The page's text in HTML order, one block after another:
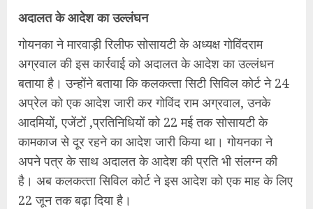
अदालत के आदेश का उल्‍लंघन
गोयनका ने मारवाड़ी रिलीफ सोसायटी के अध्‍यक्ष गोविंदराम
अग्रवाल की इस कार्रवाई को अदालत के आदेश का उल्‍लंधन
बताया है। उन्‍होंने बताया कि कलकत्‍ता सिटी सिविल कोर्ट ने 24
अप्रेल को एक आदेश जारी कर गोविंद राम अग्रवाल, उनके
आदमियों, एजेंटों ,प्रतिनिधियों को 22 मई तक सोसायटी के
कामकाज से दूर रहने का आदेश जारी किया था। गोयनका ने
अपने पत्र के साथ अदालत के आदेश की प्रति भी संलग्‍न की
है। अब कलकत्‍ता सिविल कोर्ट ने इस आदेश को एक माह के लिए
22 जून तक बढ़ा दिया है।